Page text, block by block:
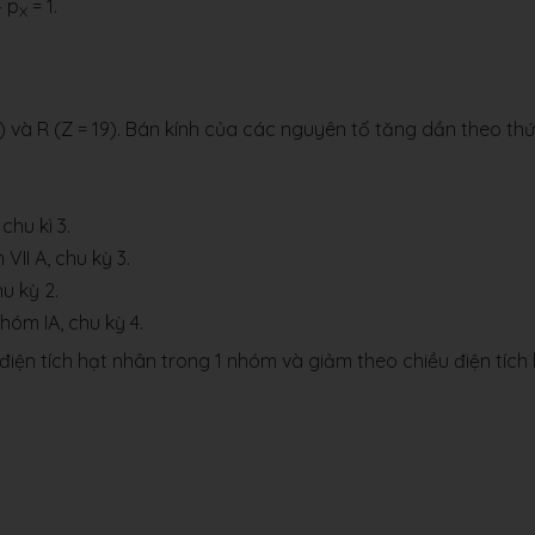
pX = 1.
và R (Z = 19). Bán kính của các nguyên tố tăng dần theo
kì 3.
A, chu kỳ 3.
kỳ 2.
IA, chu kỳ 4.
tích hạt nhân trong 1 nhóm và giảm theo chiều điện tích